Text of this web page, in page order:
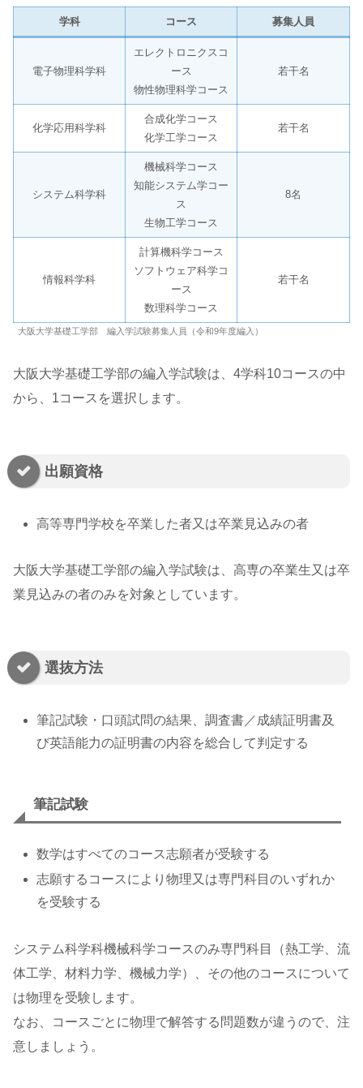
学科 コース 募集人員
電子物理科学科
エレクトロニクスコ
ース
物性物理科学コース
若干名
化学応用科学科
合成化学コース
化学工学コース
若干名
システム科学科
機械科学コース
知能システム学コー
ス
生物工学コース
8名
情報科学科
計算機科学コース
ソフトウェア科学コ
ース
数理科学コース
若干名
大阪大学基礎工学部 編入学試験募集人員（令和9年度編入）
大阪大学基礎工学部の編入学試験は、4学科10コースの中
から、1コースを選択します。
出願資格
高等専門学校を卒業した者又は卒業見込みの者
大阪大学基礎工学部の編入学試験は、高専の卒業生又は卒
業見込みの者のみを対象としています。
選抜方法
筆記試験・口頭試問の結果、調査書／成績証明書及
び英語能力の証明書の内容を総合して判定する
筆記試験
数学はすべてのコース志願者が受験する
志願するコースにより物理又は専門科目のいずれか
を受験する
システム科学科機械科学コースのみ専門科目（熱工学、流
体工学、材料力学、機械力学）、その他のコースについて
は物理を受験します。
なお、コースごとに物理で解答する問題数が違うので、注
意しましょう。